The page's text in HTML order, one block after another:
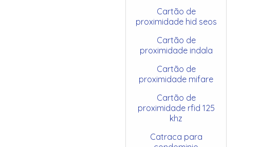
Cartão de
proximidade hid seos
Cartão de
proximidade indala
Cartão de
proximidade mifare
Cartão de
proximidade rfid 125
khz
Catraca para